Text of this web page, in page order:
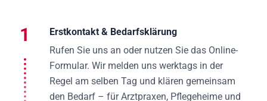
Erstkontakt & Bedarfsklärung
Rufen Sie uns an oder nutzen Sie das Online-
Formular. Wir melden uns werktags in der
Regel am selben Tag und klären gemeinsam
den Bedarf – für Arztpraxen, Pflegeheime und
1